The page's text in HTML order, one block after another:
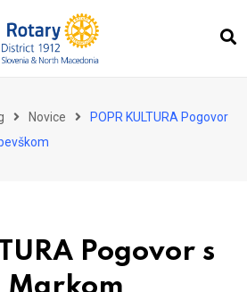
Novice
POPR KULTURA Pogovor
Pogovor s